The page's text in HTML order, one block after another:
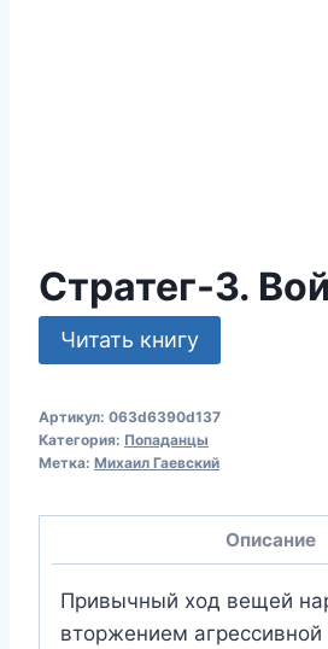
Стратег-3.
Читать книгу
Артикул: 063d6390d137
Категория: Попаданцы
Метка: Михаил Гаевский
Описание
Привычный ход вещей
вторжением агрессивной